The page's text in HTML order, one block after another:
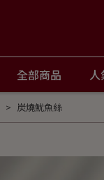
全部商品 人
炭燒魷魚絲